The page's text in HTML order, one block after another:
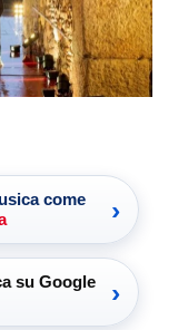
come
›
su Google
›